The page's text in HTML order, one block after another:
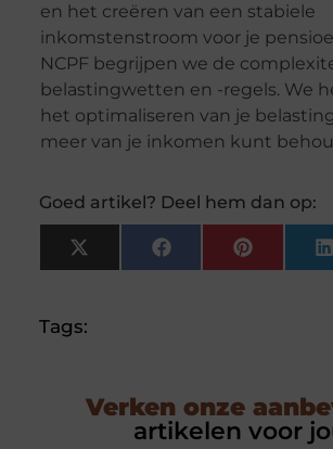
en het creëren van een stabiele
inkomstenstroom voor je
NCPF begrijpen we de
belastingwetten en -regels. We
het optimaliseren van je
meer van je inkomen kunt
Goed artikel? Deel hem dan op:
X
(Twitter)
FacebookPinterest
Tags:
Verken onze
artikelen voor